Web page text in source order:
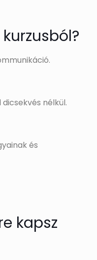
nélkül.
és
kapsz